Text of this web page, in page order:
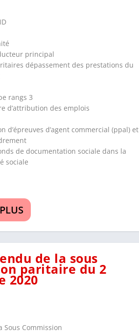
principal
dépassement des prestations du
rangs 3
d’attribution des emplois
d’épreuves d’agent commercial (ppal) et
de documentation sociale dans la
sociale
de la sous
paritaire du 2
2020
Sous Commission